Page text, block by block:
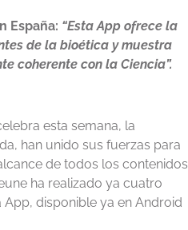
España: “Esta App ofrece la
de la bioética y muestra
coherente con la Ciencia”.
esta semana, la
han unido sus fuerzas para
de todos los contenidos
ha realizado ya cuatro
disponible ya en Android